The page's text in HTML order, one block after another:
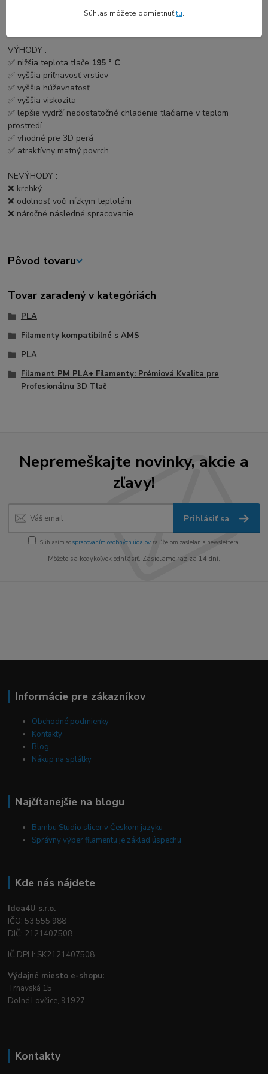
Tryska: 190 - 210 ° C
VÝHODY :
✅ nižšia teplota tlače 195 ° C
✅ vyššia priľnavosť vrstiev
✅ vyššia húževnatosť
✅ vyššia viskozita
✅ lepšie vydrží nedostatočné chladenie tlačiarne v teplom
prostredí
✅ vhodné pre 3D perá
✅ atraktívny matný povrch
NEVÝHODY :
❌ krehký
❌ odolnosť voči nízkym teplotám
❌ náročné následné spracovanie
Pôvod tovaru
Tovar zaradený v kategóriách
PLA
Filamenty kompatibilné s AMS
PLA
Filament PM PLA+ Filamenty: Prémiová Kvalita pre
Profesionálnu 3D Tlač
Nepremeškajte novinky, akcie a
zľavy!
Prihlásiť sa
Súhlasím sospracovaním osobných údajov za účelom zasielania newslettera.
Môžete sa kedykoľvek odhlásiť. Zasielame raz za 14 dní.
Informácie pre zákazníkov
Obchodné podmienky
Kontakty
Blog
Nákup na splátky
Najčítanejšie na blogu
Bambu Studio slicer v Českom jazyku
Správny výber filamentu je základ úspechu
Kde nás nájdete
Idea4U s.r.o.
IČO: 53 555 988
DIČ: 2121407508
IČ DPH: SK2121407508
Výdajné miesto e-shopu:
Trnavská 15
Dolné Lovčice, 91927
Kontakty
Súhlas môžete odmietnuťtu.